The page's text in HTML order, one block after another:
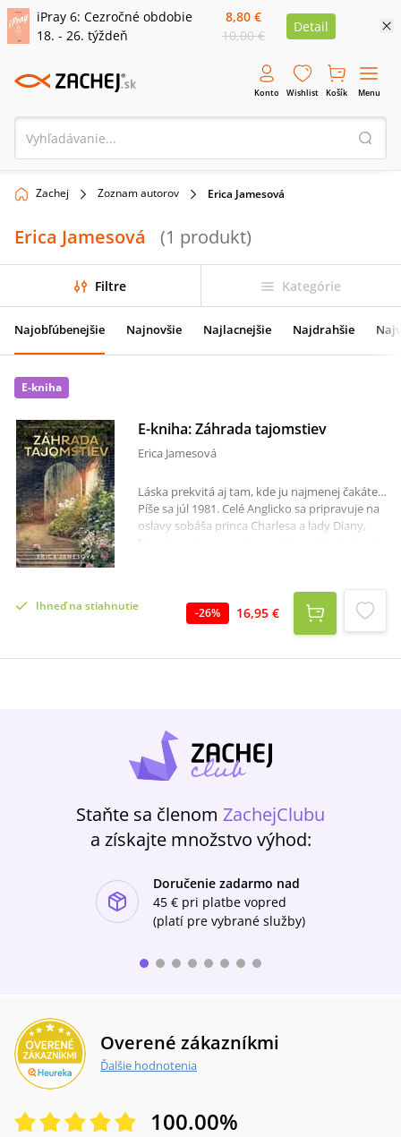
iPray 6: Cezročné obdobie
18. - 26. týždeň
8,80 €
10,00 €
Detail
Konto Wishlist Košík Menu
Zachej Zoznam autorov Erica Jamesová
Erica Jamesová (1 produkt)
Filtre Kategórie
Najobľúbenejšie Najnovšie Najlacnejšie Najdrahšie
E-kniha
E-kniha: Záhrada tajomstiev
Erica Jamesová
Láska prekvitá aj tam, kde ju najmenej čakáte…
Píše sa júl 1981. Celé Anglicko sa pripravuje na
oslavy sobáša princa Charlesa a lady Diany,
Libby by však najradšej utiekla od všetkého čo
najlepšou kamarátkou, a tak odišla z Londýna
na vidiek do Suffolku. Tu, v Dome na stračej
nôžke s čarovnou záhradou, ktorú vytvorila
levica salónov Elfrida Ambroseová, chce v
musia sa postaviť zoči-voči vlastným
neodhaleným tajomstvám, premárneným
láskam a osobným tragédiám, ak chcú Libby
pomôcť znova vybudovať zničenú
od 20. do 50. rokov minulého storočia a v roku
1981, keď celé Spojené kráľovstvo žilo
nadchádzajúcou kráľovskou svadbou. V centre
Erice Jamesovej sa opäť raz podarilo napísať
presvedčivý viacgeneračný dramatický
rodinný príbeh, s ktorým sa ľahko stotožníme.
Ihneď na stiahnutie -26% 16,95 €
Staňte sa členom ZachejClubu
a získajte množstvo výhod:
Doručenie zadarmo nad
45 € pri platbe vopred
(platí pre vybrané služby)
Overené zákazníkmi
Ďalšie hodnotenia
100.00%